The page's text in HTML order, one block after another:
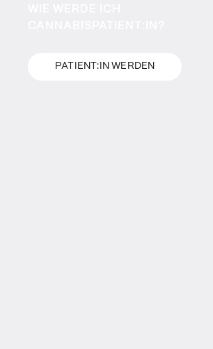
PATIENT:IN WERDEN